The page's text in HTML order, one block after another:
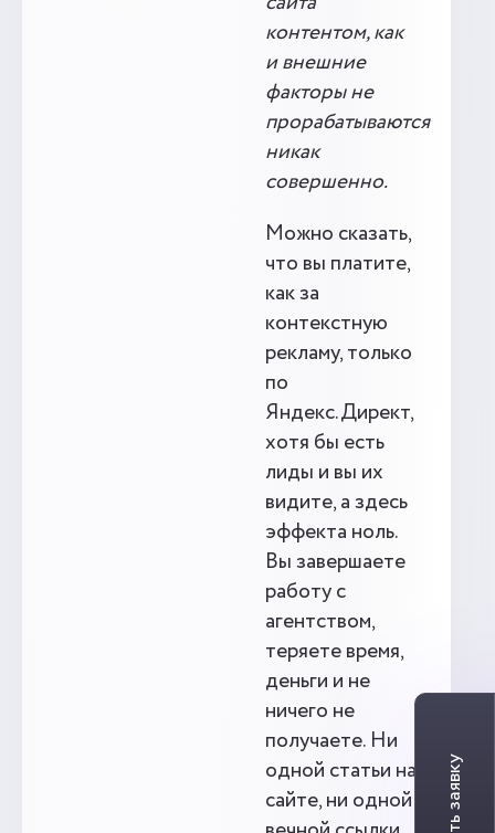
контентом, как
и внешние
факторы не
прорабатываются
никак
совершенно.
Можно сказать,
что вы платите,
как за
контекстную
рекламу, только
по
Яндекс.Директ,
хотя бы есть
лиды и вы их
видите, а здесь
эффекта ноль.
Вы завершаете
работу с
агентством,
теряете время,
деньги и не
ничего не
получаете. Ни
одной статьи на
сайте, ни одной